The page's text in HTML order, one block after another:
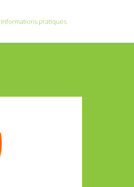
Informations pratiques